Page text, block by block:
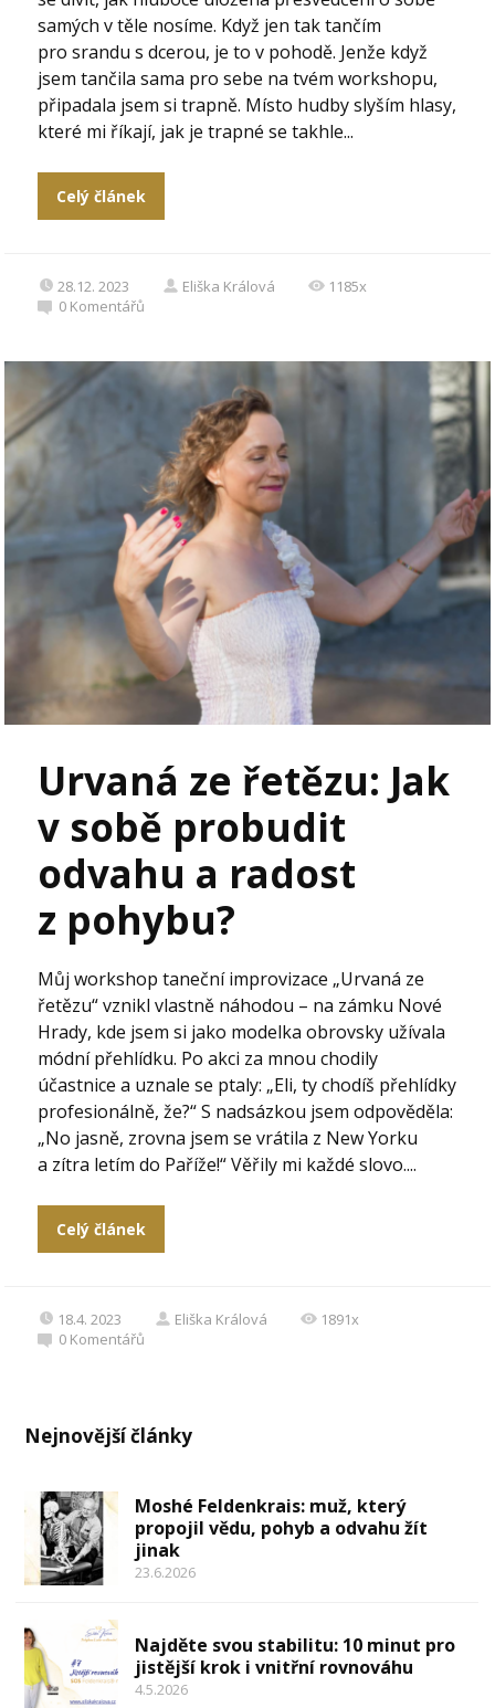
samých v těle nosíme. Když jen tak tančím
pro srandu s dcerou, je to v pohodě. Jenže když
jsem tančila sama pro sebe na tvém workshopu,
připadala jsem si trapně. Místo hudby slyším hlasy,
které mi říkají, jak je trapné se takhle...
Celý článek
28.12. 2023 Eliška Králová
1185x
0 Komentářů
Urvaná ze řetězu: Jak
v sobě probudit
odvahu a radost
z pohybu?
Můj workshop taneční improvizace „Urvaná ze
řetězu“ vznikl vlastně náhodou – na zámku Nové
Hrady, kde jsem si jako modelka obrovsky užívala
módní přehlídku. Po akci za mnou chodily
účastnice a uznale se ptaly: „Eli, ty chodíš přehlídky
profesionálně, že?“ S nadsázkou jsem odpověděla:
„No jasně, zrovna jsem se vrátila z New Yorku
a zítra letím do Paříže!“ Věřily mi každé slovo....
Celý článek
18.4. 2023 Eliška Králová
1891x
0 Komentářů
Nejnovější články
Moshé Feldenkrais: muž, který
propojil vědu, pohyb a odvahu žít
jinak
23.6.2026
Najděte svou stabilitu: 10 minut pro
jistější krok i vnitřní rovnováhu
4.5.2026